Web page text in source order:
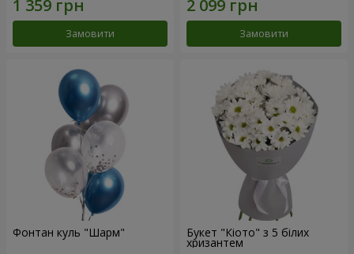
Замовити Замовити
Фонтан куль "Шарм" Букет "Кіото" з 5 білих
хризантем